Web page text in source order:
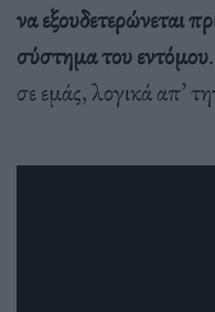
να εξουδετερώνεται
σύστημα του εντόμου
σε εμάς, λογικά απ’